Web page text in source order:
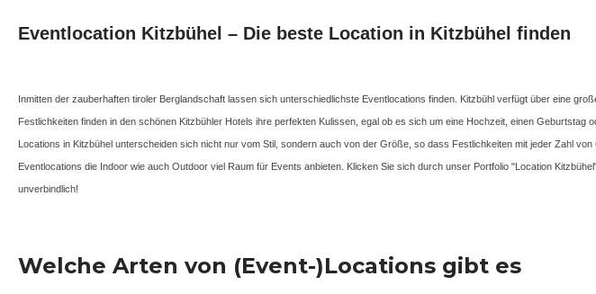
Eventlocation Kitzbühel – Die beste Location in Kitzbühel finden
Inmitten der zauberhaften tiroler Berglandschaft lassen sich unterschiedlichste Eventlocations finden. Kitzbühl verfügt über eine
Festlichkeiten finden in den schönen Kitzbühler Hotels ihre perfekten Kulissen, egal ob es sich um eine Hochzeit, einen
Locations in Kitzbühel unterscheiden sich nicht nur vom Stil, sondern auch von der Größe, so dass Festlichkeiten mit jeder Zahl
Eventlocations die Indoor wie auch Outdoor viel Raum für Events anbieten. Klicken Sie sich durch unser Portfolio "Location
unverbindlich!
Welche Arten von (Event-)Locations gibt es